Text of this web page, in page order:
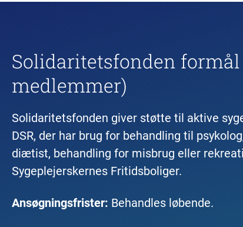
Solidaritetsfonden formål
medlemmer)
Solidaritetsfonden giver støtte til aktive
DSR, der har brug for behandling til
diætist, behandling for misbrug eller
Sygeplejerskernes Fritidsboliger.
Ansøgningsfrister: Behandles løbende.